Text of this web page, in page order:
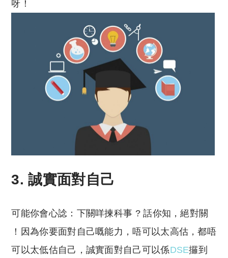
呀！
3. 誠實面對自己
可能你會心諗：下關咩揀科事 ? 話你知，絕對關
！因為你要面對自己嘅能力，唔可以太高估，都唔
可以太低估自己，誠實面對自己可以係DSE攞到